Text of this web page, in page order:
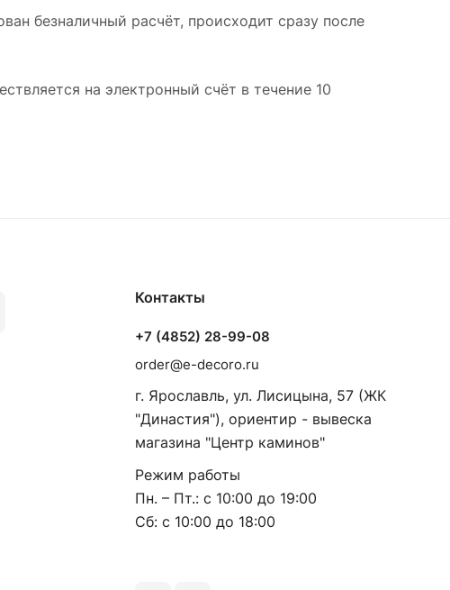
безналичный расчёт, происходит сразу после
на электронный счёт в течение 10
Контакты
+7 (4852) 28-99-08
order@e-decoro.ru
г. Ярославль, ул. Лисицына, 57 (ЖК
"Династия"), ориентир - вывеска
магазина "Центр каминов"
Режим работы
Пн. – Пт.: с 10:00 до 19:00
Сб: с 10:00 до 18:00